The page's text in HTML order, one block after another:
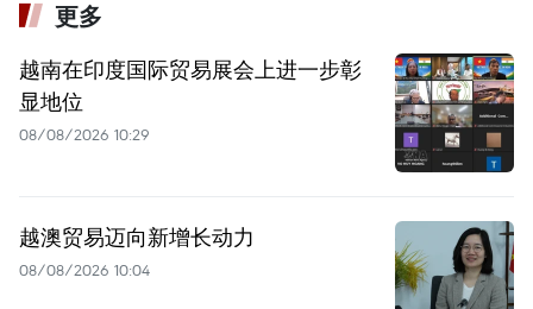
更多
越南在印度国际贸易展会上进一步彰
显地位
08/08/2026 10:29
越澳贸易迈向新增长动力
08/08/2026 10:04